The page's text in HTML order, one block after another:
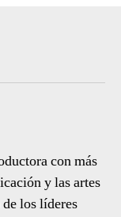
con más
y las artes
los líderes